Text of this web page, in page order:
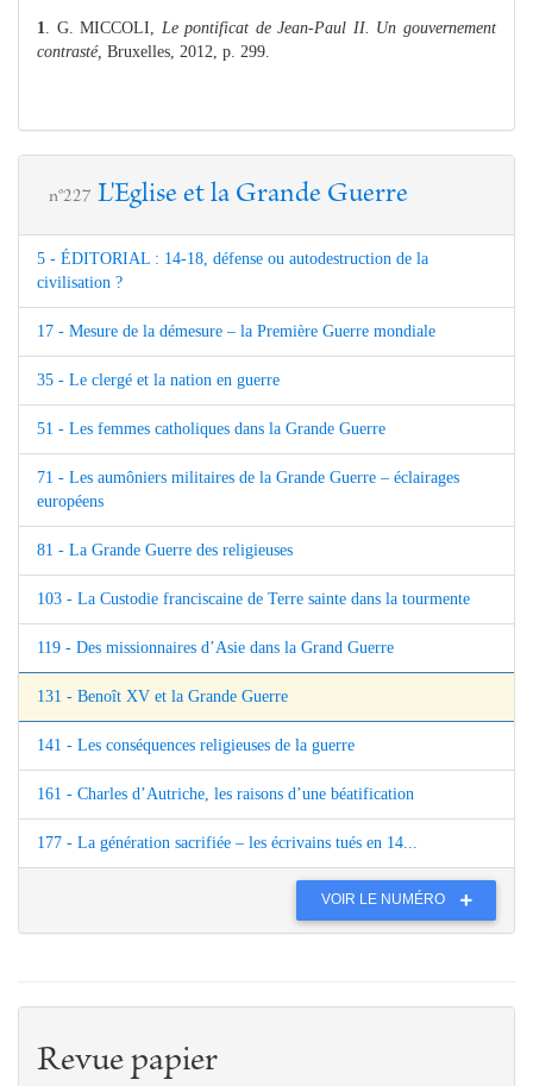
1 . G. MICCOLI, Le pontificat de Jean-Paul II. Un gouvernement
contrasté, Bruxelles, 2012, p. 299.
n°227 L'Eglise et la Grande Guerre
5 - ÉDITORIAL : 14-18, défense ou autodestruction de la
civilisation ?
17 - Mesure de la démesure – la Première Guerre mondiale
35 - Le clergé et la nation en guerre
51 - Les femmes catholiques dans la Grande Guerre
71 - Les aumôniers militaires de la Grande Guerre – éclairages
européens
81 - La Grande Guerre des religieuses
103 - La Custodie franciscaine de Terre sainte dans la tourmente
119 - Des missionnaires d’Asie dans la Grand Guerre
131 - Benoît XV et la Grande Guerre
141 - Les conséquences religieuses de la guerre
161 - Charles d’Autriche, les raisons d’une béatification
177 - La génération sacrifiée – les écrivains tués en 14...
VOIR LE NUMÉRO
Revue papier